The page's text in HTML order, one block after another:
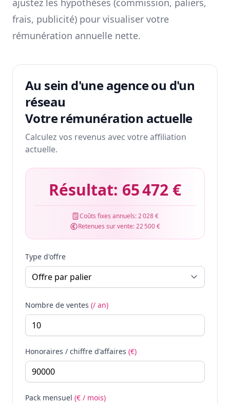
ajustez les hypothèses (commission, paliers,
frais, publicité) pour visualiser votre
rémunération annuelle nette.
Au sein d'une agence ou d'un
réseau
Votre rémunération actuelle
Calculez vos revenus avec votre affiliation
actuelle.
Résultat: 65 472 €
Coûts fixes annuels:2 028 €
Retenues sur vente:22 500 €
Type d'offre
Nombre de ventes (/ an)
Honoraires / chiffre d'affaires (€)
Pack mensuel (€ / mois)